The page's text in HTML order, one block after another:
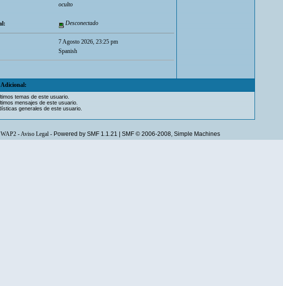
oculto
Desconectado
7 Agosto 2026, 23:25 pm
Spanish
temas de este usuario.
mensajes de este usuario.
generales de este usuario.
WAP2-Aviso Legal- Powered by SMF 1.1.21 SMF © 2006-2008, Simple Machines